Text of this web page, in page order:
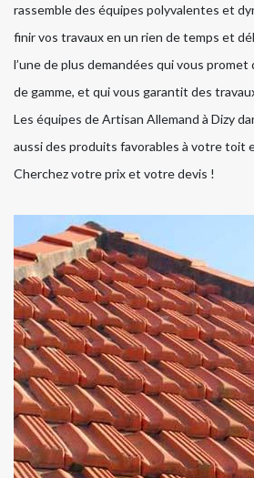
rassemble des équipes polyvalentes et
finir vos travaux en un rien de temps et
l’une de plus demandées qui vous
de gamme, et qui vous garantit des
Les équipes de Artisan Allemand à Dizy
aussi des produits favorables à votre toit
Cherchez votre prix et votre devis !